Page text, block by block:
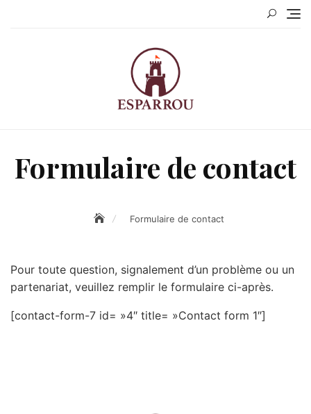
Formulaire de contact
Formulaire de contact
Pour toute question, signalement d’un problème ou un
partenariat, veuillez remplir le formulaire ci-après.
[contact-form-7 id= »4″ title= »Contact form 1″]